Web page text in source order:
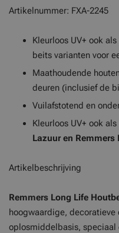
Artikelnummer: FXA-2245
Kleurloos UV+ ook
beits varianten voor
Maathoudende
deuren (inclusief de
Vuilafstotend en
Kleurloos UV+ ook
Lazuur en
Artikelbeschrijving
Remmers Long Life
hoogwaardige, decoratieve
oplosmiddelbasis,